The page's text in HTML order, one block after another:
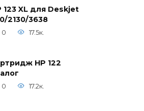
123 XL для Deskjet
2130/3638
0 17.5к.
HP 122
0 17.2к.